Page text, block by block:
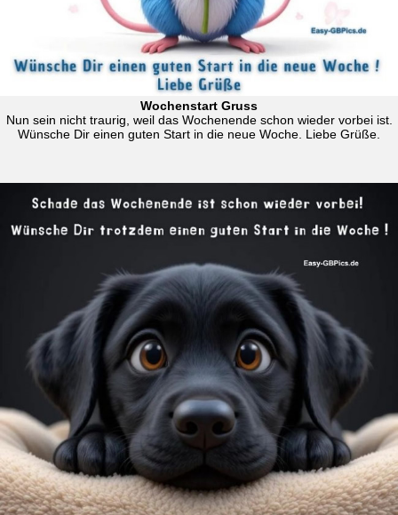
Wochenstart Gruss
Nun sein nicht traurig, weil das Wochenende schon wieder vorbei ist.
Wünsche Dir einen guten Start in die neue Woche. Liebe Grüße.